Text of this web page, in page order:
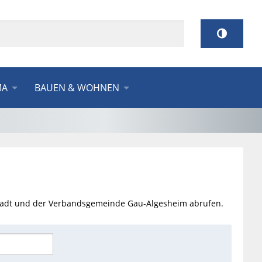
BAUEN & WOHNEN
und der Verbandsgemeinde Gau-Algesheim abrufen.